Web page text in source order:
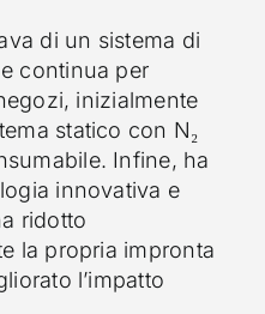
di un sistema di
continua per
inizialmente
statico con N₂
Infine, ha
innovativa e
ridotto
la propria impronta
l’impatto